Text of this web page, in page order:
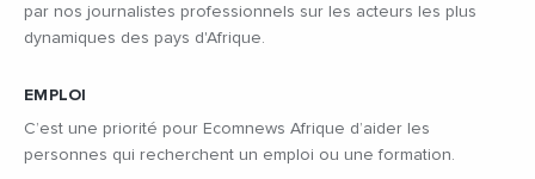
par nos journalistes professionnels sur les acteurs les plus
dynamiques des pays d'Afrique.
EMPLOI
C’est une priorité pour Ecomnews Afrique d’aider les
personnes qui recherchent un emploi ou une formation.